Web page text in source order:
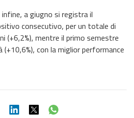
infine, a giugno si registra il
consecutivo, per un totale di
(+6,2%), mentre il primo semestre
con la miglior performance